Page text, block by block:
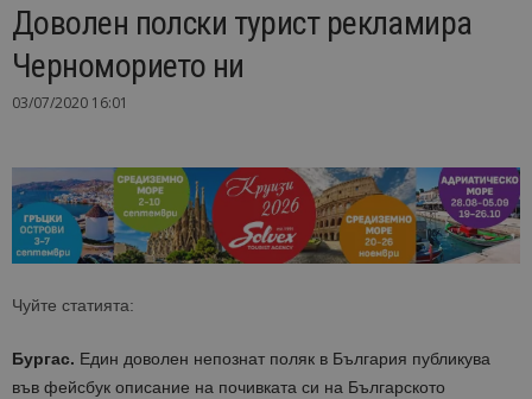
Доволен полски турист рекламира
Черноморието ни
03/07/2020 16:01
Чуйте статията:
Бургас. Един доволен непознат поляк в България публикува
във фейсбук описание на почивката си на Българското